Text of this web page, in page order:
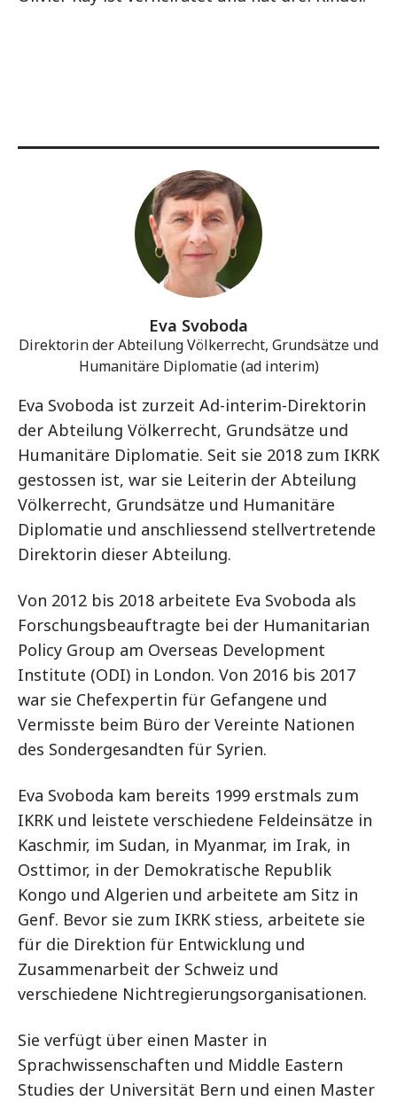
Eva Svoboda
Direktorin der Abteilung Völkerrecht, Grundsätze und
Humanitäre Diplomatie (ad interim)
Eva Svoboda ist zurzeit Ad-interim-Direktorin
der Abteilung Völkerrecht, Grundsätze und
Humanitäre Diplomatie. Seit sie 2018 zum IKRK
gestossen ist, war sie Leiterin der Abteilung
Völkerrecht, Grundsätze und Humanitäre
Diplomatie und anschliessend stellvertretende
Direktorin dieser Abteilung.
Von 2012 bis 2018 arbeitete Eva Svoboda als
Forschungsbeauftragte bei der Humanitarian
Policy Group am Overseas Development
Institute (ODI) in London. Von 2016 bis 2017
war sie Chefexpertin für Gefangene und
Vermisste beim Büro der Vereinte Nationen
des Sondergesandten für Syrien.
Eva Svoboda kam bereits 1999 erstmals zum
IKRK und leistete verschiedene Feldeinsätze in
Kaschmir, im Sudan, in Myanmar, im Irak, in
Osttimor, in der Demokratische Republik
Kongo und Algerien und arbeitete am Sitz in
Genf. Bevor sie zum IKRK stiess, arbeitete sie
für die Direktion für Entwicklung und
Zusammenarbeit der Schweiz und
verschiedene Nichtregierungsorganisationen.
Sie verfügt über einen Master in
Sprachwissenschaften und Middle Eastern
Studies der Universität Bern und einen Master